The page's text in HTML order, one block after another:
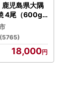
届けについて
】に記載の住
礼の特産品と
鹿児島県大隅
4尾（600g
04-cp18
菜 総菜
(5765)
18,000